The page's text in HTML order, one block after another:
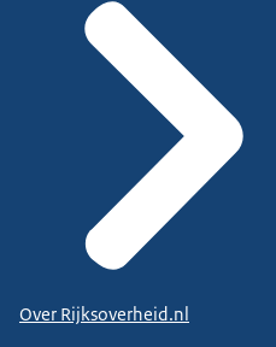
Over Rijksoverheid.nl